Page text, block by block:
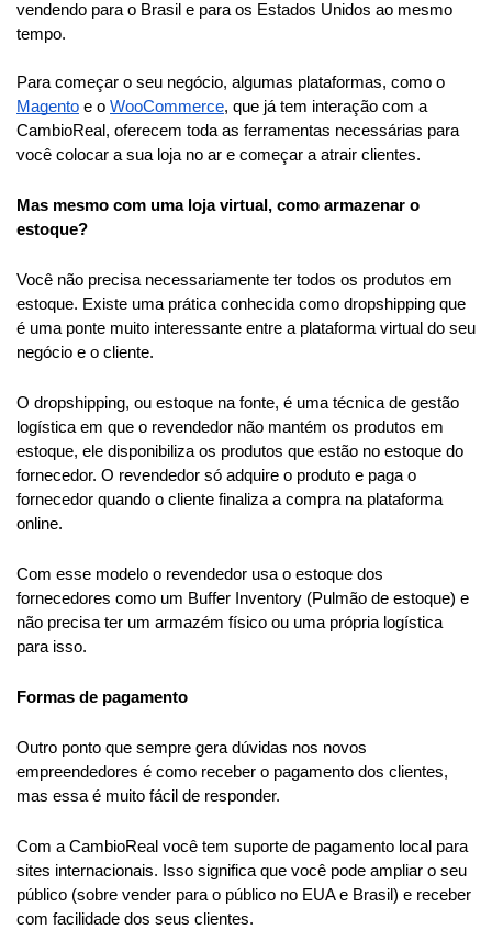
vendendo para o Brasil e para os Estados Unidos ao mesmo
tempo.
Magento e o WooCommerce, que já tem interação com a
CambioReal, oferecem toda as ferramentas necessárias para
você colocar a sua loja no ar e começar a atrair clientes.
Mas mesmo com uma loja virtual, como armazenar o
estoque?
Você não precisa necessariamente ter todos os produtos em
estoque. Existe uma prática conhecida como dropshipping que
é uma ponte muito interessante entre a plataforma virtual do seu
negócio e o cliente.
O dropshipping, ou estoque na fonte, é uma técnica de gestão
logística em que o revendedor não mantém os produtos em
estoque, ele disponibiliza os produtos que estão no estoque do
fornecedor. O revendedor só adquire o produto e paga o
fornecedor quando o cliente finaliza a compra na plataforma
online.
Com esse modelo o revendedor usa o estoque dos
fornecedores como um Buffer Inventory (Pulmão de estoque) e
não precisa ter um armazém físico ou uma própria logística
para isso.
Formas de pagamento
Outro ponto que sempre gera dúvidas nos novos
empreendedores é como receber o pagamento dos clientes,
mas essa é muito fácil de responder.
Com a CambioReal você tem suporte de pagamento local para
sites internacionais. Isso significa que você pode ampliar o seu
público (sobre vender para o público no EUA e Brasil) e receber
com facilidade dos seus clientes.
This website uses cookies in order to enhance the overall
user experience.
Take a look at our Cookies Policyfor more information.
Customize